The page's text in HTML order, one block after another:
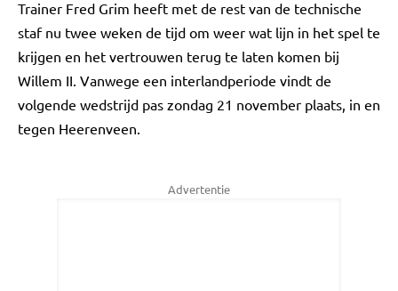
Trainer Fred Grim heeft met de rest van de technische
staf nu twee weken de tijd om weer wat lijn in het spel te
krijgen en het vertrouwen terug te laten komen bij
Willem II. Vanwege een interlandperiode vindt de
volgende wedstrijd pas zondag 21 november plaats, in en
tegen Heerenveen.
Advertentie